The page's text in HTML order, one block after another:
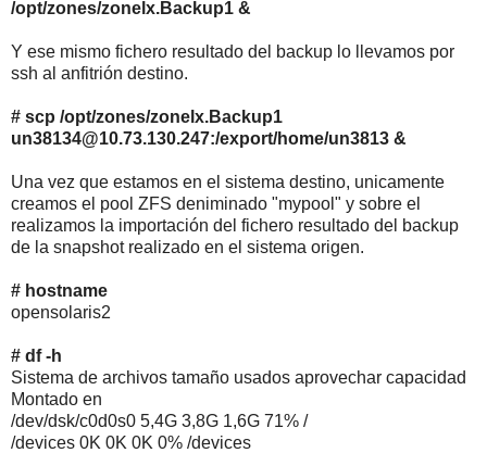
/opt/zones/zonelx.Backup1 &
Y ese mismo fichero resultado del backup lo llevamos por
ssh al anfitrión destino.
# scp /opt/zones/zonelx.Backup1
un38134@10.73.130.247:/export/home/un3813 &
Una vez que estamos en el sistema destino, unicamente
creamos el pool ZFS deniminado "mypool" y sobre el
realizamos la importación del fichero resultado del backup
de la snapshot realizado en el sistema origen.
# hostname
opensolaris2
# df -h
Sistema de archivos tamaño usados aprovechar capacidad
Montado en
/dev/dsk/c0d0s0 5,4G 3,8G 1,6G 71% /
/devices 0K 0K 0K 0% /devices